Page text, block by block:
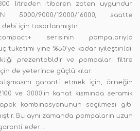
litreden itibaren zaten uygundur.
5000/9000/12000/16000, saatte
için tasarlanmıştır.
serisinin pompalarıyla
tüketimi yine %50'ye kadar iyileştirildi.
prezentabldır ve pompaları filtre
de yeterince güçlü kılar.
garanti etmek için, örneğin
ve 3000'in kanat kısmında seramik
kombinasyonunun seçilmesi gibi
Bu aynı zamanda pompaların uzun
eder. .